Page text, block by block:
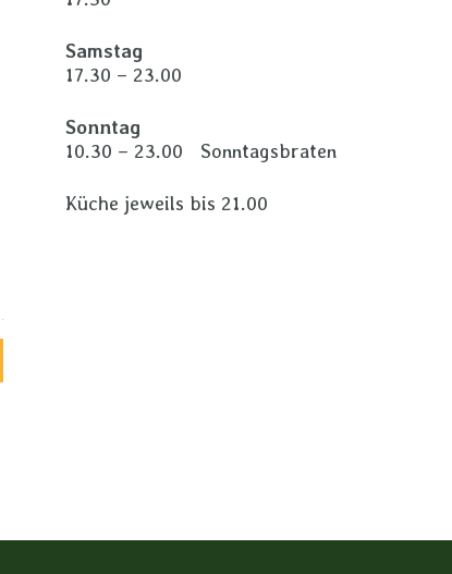
Samstag
17.30 – 23.00
Sonntag
10.30 – 23.00 Sonntagsbraten
Küche jeweils bis 21.00